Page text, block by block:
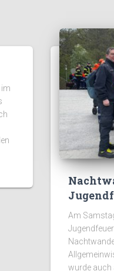
Am
wurde auch